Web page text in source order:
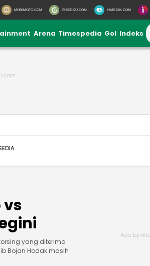
MOBIMOTO.COM GUIDEKU.COM HIMEDIK.COM
Arena Timespedia Gol Indeks
vs
yang diterima
Bojan Hodak masih